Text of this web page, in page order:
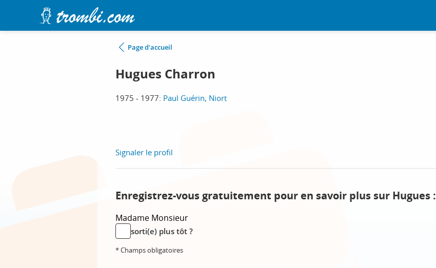
Page d'accueil
Hugues Charron
1975 - 1977: Paul Guérin, Niort
Signaler le profil
Enregistrez-vous gratuitement pour en savoir plus sur Hugues :
Madame Monsieur
sorti(e) plus tôt ?
* Champs obligatoires